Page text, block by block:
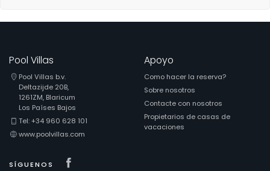
Pool Villas
Pool Villas b.v.
Deltazijde 20B,
1261ZM, Blaricum
Los Países Bajos
Tel: +34 960 628 101
www.poolvillas.com
SÍGUENOS
Apoyo
Como hacer la reserva?
Sobre nosotros
Contacte con nosotros
Propietarios de casas de
vacaciones